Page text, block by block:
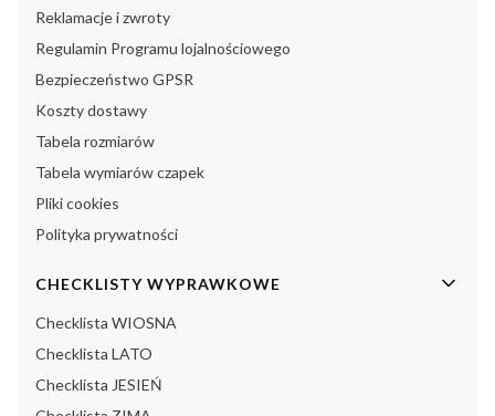
Reklamacje i zwroty
Regulamin Programu lojalnościowego
Bezpieczeństwo GPSR
Koszty dostawy
Tabela rozmiarów
Tabela wymiarów czapek
Pliki cookies
Polityka prywatności
CHECKLISTY WYPRAWKOWE
Checklista WIOSNA
Checklista LATO
Checklista JESIEŃ